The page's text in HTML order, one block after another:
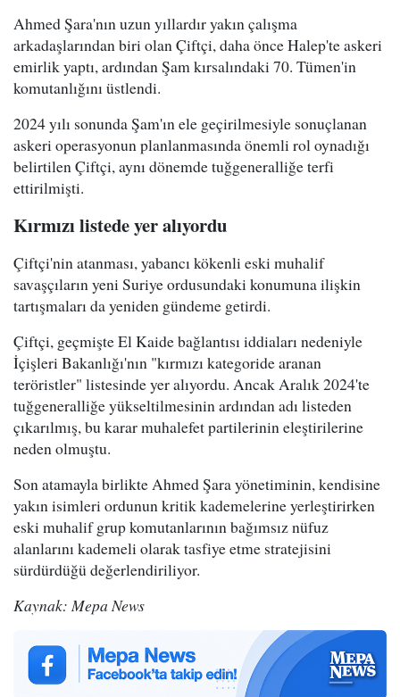
Ahmed Şara'nın uzun yıllardır yakın çalışma
arkadaşlarından biri olan Çiftçi, daha önce Halep'te askeri
emirlik yaptı, ardından Şam kırsalındaki 70. Tümen'in
komutanlığını üstlendi.
2024 yılı sonunda Şam'ın ele geçirilmesiyle sonuçlanan
askeri operasyonun planlanmasında önemli rol oynadığı
belirtilen Çiftçi, aynı dönemde tuğgeneralliğe terfi
ettirilmişti.
Kırmızı listede yer alıyordu
Çiftçi'nin atanması, yabancı kökenli eski muhalif
savaşçıların yeni Suriye ordusundaki konumuna ilişkin
tartışmaları da yeniden gündeme getirdi.
Çiftçi, geçmişte El Kaide bağlantısı iddiaları nedeniyle
İçişleri Bakanlığı'nın "kırmızı kategoride aranan
teröristler" listesinde yer alıyordu. Ancak Aralık 2024'te
tuğgeneralliğe yükseltilmesinin ardından adı listeden
çıkarılmış, bu karar muhalefet partilerinin eleştirilerine
neden olmuştu.
Son atamayla birlikte Ahmed Şara yönetiminin, kendisine
yakın isimleri ordunun kritik kademelerine yerleştirirken
eski muhalif grup komutanlarının bağımsız nüfuz
alanlarını kademeli olarak tasfiye etme stratejisini
sürdürdüğü değerlendiriliyor.
Kaynak: Mepa News